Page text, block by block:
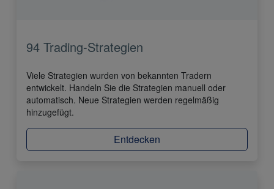
94 Trading-Strategien
Viele Strategien wurden von bekannten Tradern
entwickelt. Handeln Sie die Strategien manuell oder
automatisch. Neue Strategien werden regelmäßig
hinzugefügt.
Entdecken